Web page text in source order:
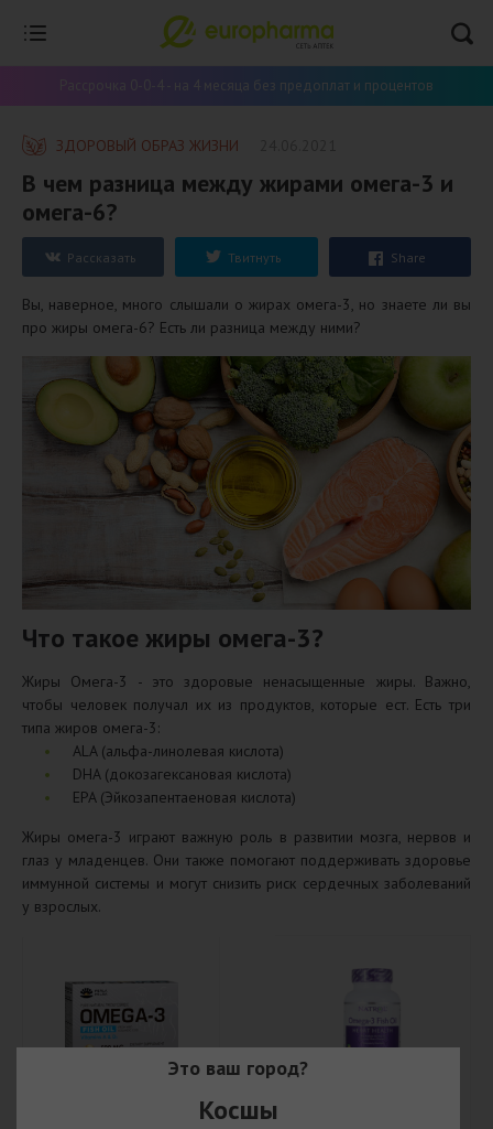
Рассрочка 0-0-4 - на 4 месяца без предоплат и процентов
ЗДОРОВЫЙ ОБРАЗ ЖИЗНИ
​В чем разница между жирами омега-3 и
омега-6?
Рассказать Твитнуть Share
Вы, наверное, много слышали о жирах омега-3, но знаете ли вы
про жиры омега-6? Есть ли разница между ними?
Что такое жиры омега-3?
Жиры Омега-3 - это здоровые ненасыщенные жиры. Важно,
чтобы человек получал их из продуктов, которые ест. Есть три
типа жиров омега-3:
ALA (альфа-линолевая кислота)
DHA (докозагексановая кислота)
EPA (Эйкозапентаеновая кислота)
Жиры омега-3 играют важную роль в развитии мозга, нервов и
глаз у младенцев. Они также помогают поддерживать здоровье
иммунной системы и могут снизить риск сердечных заболеваний
у взрослых.
Это ваш город?
Косшы